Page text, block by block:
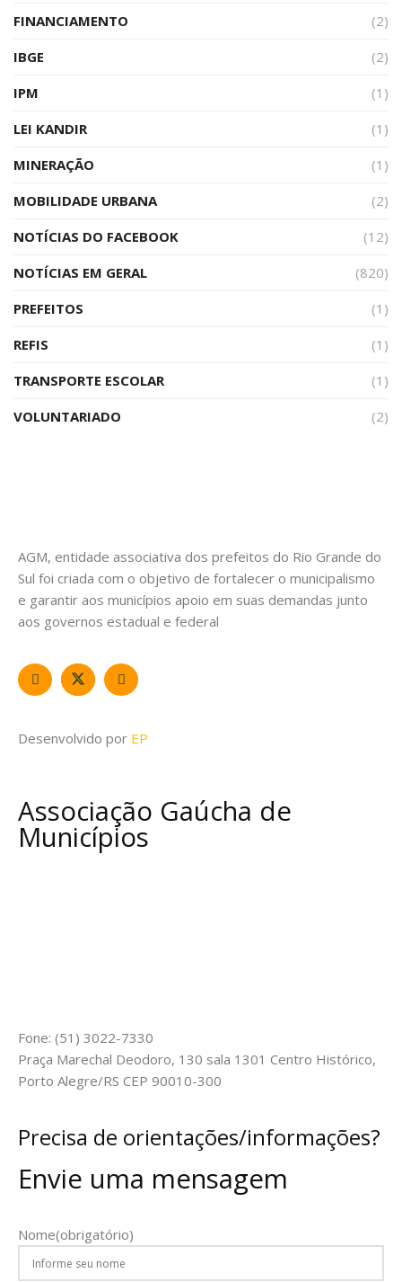
FINANCIAMENTO
(2)
IBGE
(2)
IPM
(1)
LEI KANDIR
(1)
MINERAÇÃO
(1)
MOBILIDADE URBANA
(2)
NOTÍCIAS DO FACEBOOK
(12)
NOTÍCIAS EM GERAL
(820)
PREFEITOS
(1)
REFIS
(1)
TRANSPORTE ESCOLAR
(1)
VOLUNTARIADO
(2)
AGM, entidade associativa dos prefeitos do Rio Grande do
Sul foi criada com o objetivo de fortalecer o municipalismo
e garantir aos municípios apoio em suas demandas junto
aos governos estadual e federal
Desenvolvido por EP
Associação Gaúcha de
Municípios
Fone: (51) 3022-7330
Praça Marechal Deodoro, 130 sala 1301 Centro Histórico,
Porto Alegre/RS CEP 90010-300
Precisa de orientações/informações?
Envie uma mensagem
Nome(obrigatório)